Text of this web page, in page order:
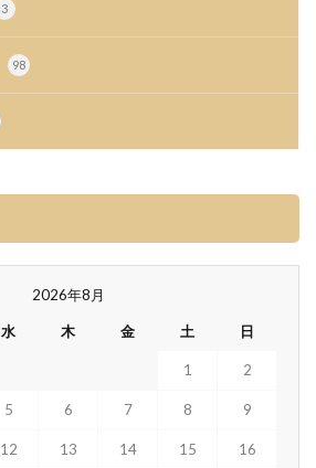
3
98
2026年8月
水 木 金 土 日
1 2
5 6 7 8 9
12 13 14 15 16